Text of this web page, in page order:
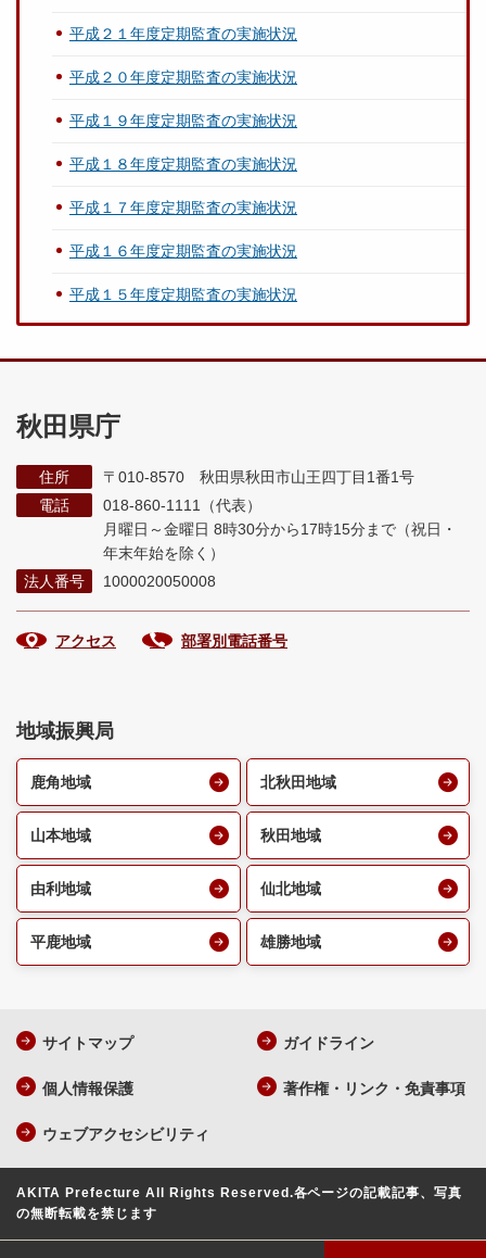
平成２１年度定期監査の実施状況
平成２０年度定期監査の実施状況
平成１９年度定期監査の実施状況
平成１８年度定期監査の実施状況
平成１７年度定期監査の実施状況
平成１６年度定期監査の実施状況
平成１５年度定期監査の実施状況
秋田県庁
住所
〒010-8570 秋田県秋田市山王四丁目1番1号
電話
018-860-1111（代表）
月曜日～金曜日 8時30分から17時15分まで （祝日・
年末年始を除く）
法人番号
1000020050008
アクセス 部署別電話番号
地域振興局
鹿角地域 北秋田地域
山本地域 秋田地域
由利地域 仙北地域
平鹿地域 雄勝地域
サイトマップ ガイドライン
個人情報保護 著作権・リンク・免責事項
ウェブアクセシビリティ
AKITA Prefecture All Rights Reserved.各ページの記載記事、写真
の無断転載を禁じます